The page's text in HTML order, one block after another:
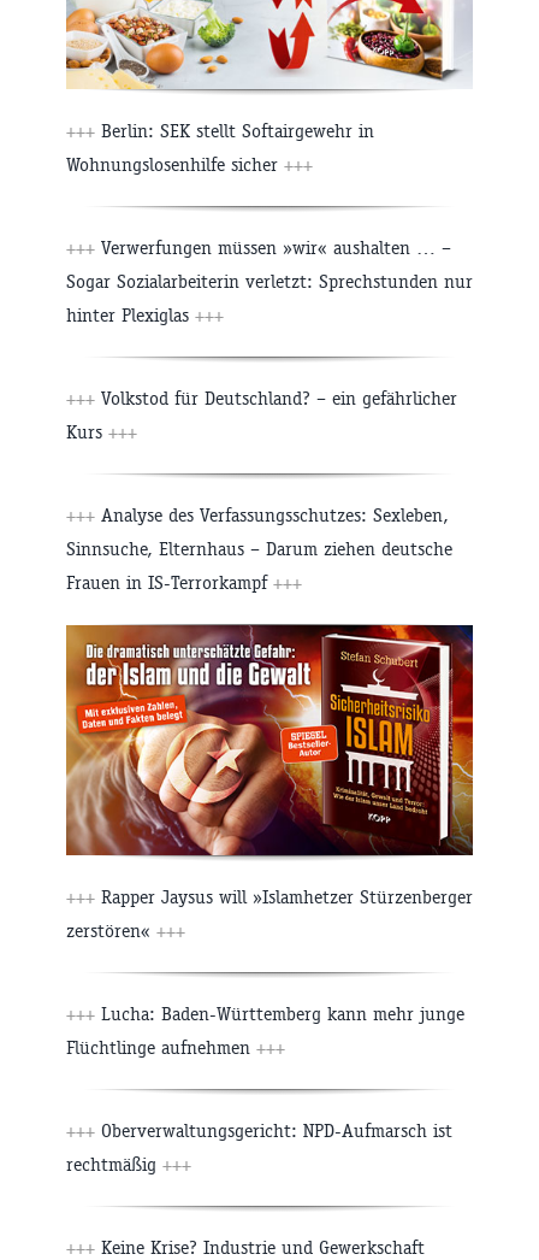
+++ Berlin: SEK stellt Softairgewehr in
Wohnungslosenhilfe sicher +++
+++ Verwerfungen müssen »wir« aushalten … –
Sogar Sozialarbeiterin verletzt: Sprechstunden nur
hinter Plexiglas +++
+++ Volkstod für Deutschland? – ein gefährlicher
Kurs +++
+++ Analyse des Verfassungsschutzes: Sexleben,
Sinnsuche, Elternhaus – Darum ziehen deutsche
Frauen in IS-Terrorkampf +++
+++ Rapper Jaysus will »Islamhetzer Stürzenberger
zerstören« +++
+++ Lucha: Baden-Württemberg kann mehr junge
Flüchtlinge aufnehmen +++
+++ Oberverwaltungsgericht: NPD-Aufmarsch ist
rechtmäßig +++
+++ Keine Krise? Industrie und Gewerkschaft